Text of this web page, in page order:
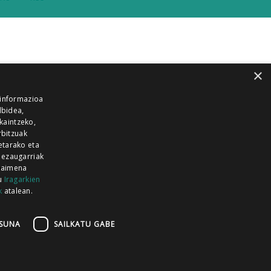
GUKA
GUKA ZUMAIA GUKA
×
eta
Iragarkien
atalean.
SAILKATU GABE